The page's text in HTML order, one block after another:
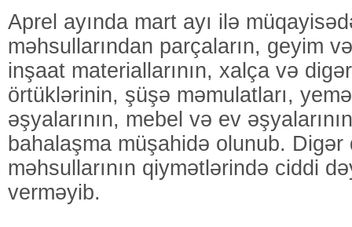
Aprel ayında mart ayı ilə
məhsullarından parçaların, geyim
inşaat materiallarının, xalça və
örtüklərinin, şüşə məmulatları,
əşyalarının, mebel və ev
bahalaşma müşahidə olunub. Digər
məhsullarının qiymətlərində ciddi
verməyib.